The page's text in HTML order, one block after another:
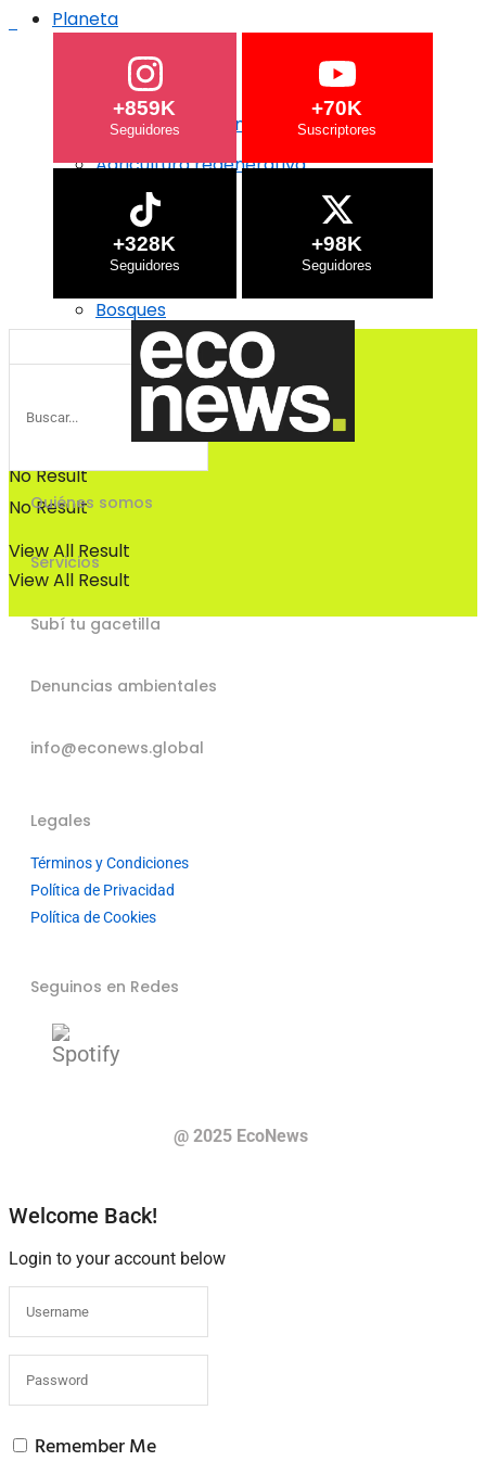
Agricultura regenerativa
Océanos
Bosques
No Result
View All Result
Planeta
Crisis Climática
Agricultura regenerativa
Océanos
Bosques
No Result
View All Result
+859K +70K
+328K +98K
Quiénes somos
Servicios
Subí tu gacetilla
Denuncias ambientales
info@econews.global
Legales
Términos y Condiciones
Política de Privacidad
Política de Cookies
Seguinos en Redes
@ 2025 EcoNews
Welcome Back!
Login to your account below
Remember Me